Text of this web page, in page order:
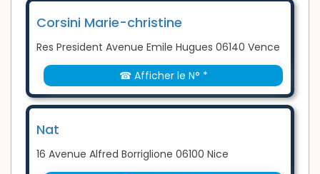
Corsini Marie-christine
Res President Avenue Emile Hugues 06140 Vence
☎ Afficher le N° *
Nat
16 Avenue Alfred Borriglione 06100 Nice